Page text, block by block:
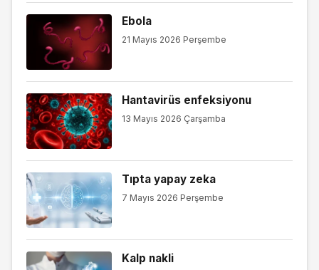
Ebola
21 Mayıs 2026 Perşembe
Hantavirüs enfeksiyonu
13 Mayıs 2026 Çarşamba
Tıpta yapay zeka
7 Mayıs 2026 Perşembe
Kalp nakli